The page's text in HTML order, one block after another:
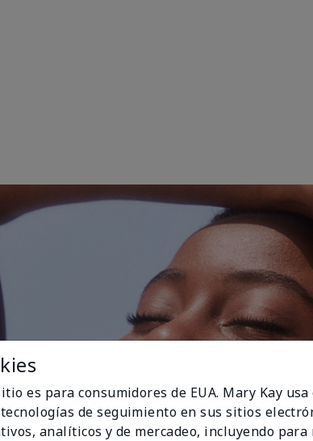
es para consumidores de EUA. Mary Kay
de seguimiento en sus sitios
analíticos y de mercadeo, incluyendo